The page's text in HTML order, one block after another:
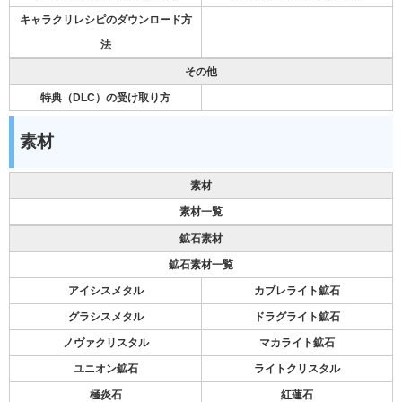
キャラクリレシピのダウンロード方
法
その他
特典（DLC）の受け取り方
素材
素材
素材一覧
鉱石素材
鉱石素材一覧
アイシスメタル カブレライト鉱石
グラシスメタル ドラグライト鉱石
ノヴァクリスタル マカライト鉱石
ユニオン鉱石 ライトクリスタル
極炎石 紅蓮石